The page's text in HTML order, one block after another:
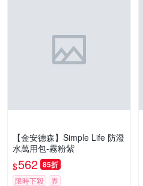
【金安德森】Simple Life 防潑
水萬用包-霧粉紫
$562 85折
限時下殺 券